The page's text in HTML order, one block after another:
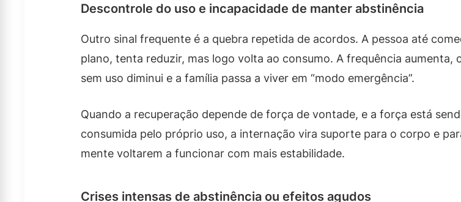
Descontrole do uso e incapacidade de manter abstinência
Outro sinal frequente é a quebra repetida de acordos. A pessoa até
plano, tenta reduzir, mas logo volta ao consumo. A frequência aumenta,
sem uso diminui e a família passa a viver em “modo emergência”.
Quando a recuperação depende de força de vontade, e a força está
consumida pelo próprio uso, a internação vira suporte para o corpo e
mente voltarem a funcionar com mais estabilidade.
Crises intensas de abstinência ou efeitos agudos